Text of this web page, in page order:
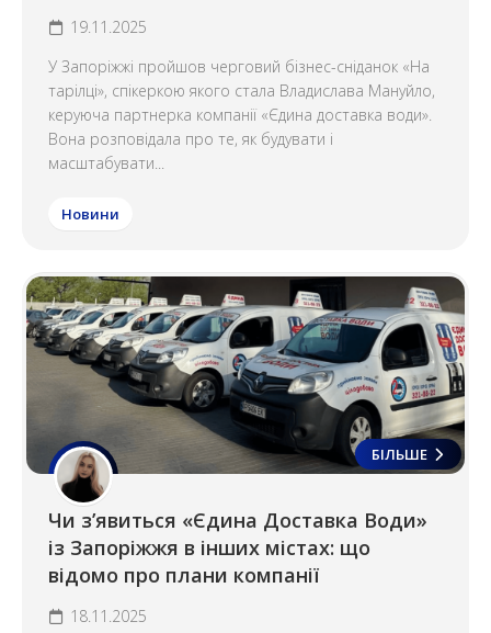
19.11.2025
У Запоріжжі пройшов черговий бізнес-сніданок «На
тарілці», спікеркою якого стала Владислава Мануйло,
керуюча партнерка компанії «Єдина доставка води».
Вона розповідала про те, як будувати і
масштабувати...
Новини
БІЛЬШЕ
Чи з’явиться «Єдина Доставка Води»
із Запоріжжя в інших містах: що
відомо про плани компанії
18.11.2025